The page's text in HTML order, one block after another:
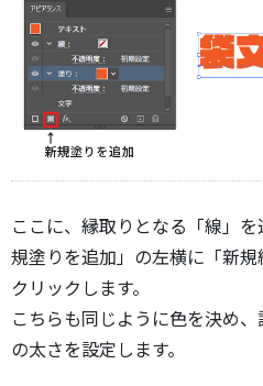
ここに、縁取りとなる「線」
規塗りを追加」の左横に「新
クリックします。
こちらも同じように色を決め
の太さを設定します。